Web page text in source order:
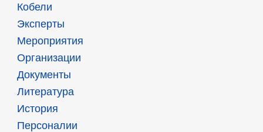
Кобели
Эксперты
Мероприятия
Организации
Документы
Литература
История
Персоналии